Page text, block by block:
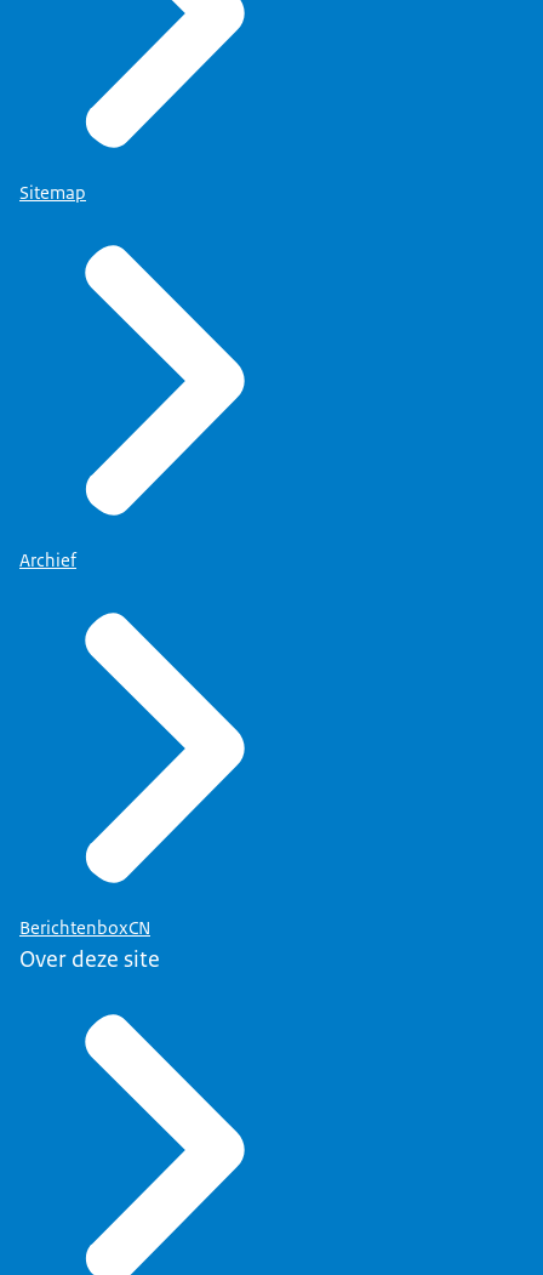
Sitemap
Archief
BerichtenboxCN
Over deze site